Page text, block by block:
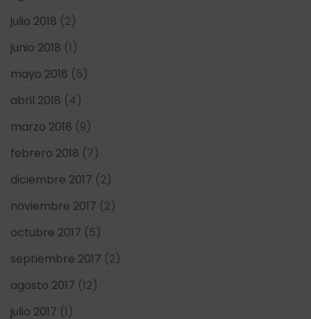
julio 2018 (2)
junio 2018 (1)
mayo 2018 (5)
abril 2018 (4)
marzo 2018 (9)
febrero 2018 (7)
diciembre 2017 (2)
noviembre 2017 (2)
octubre 2017 (5)
septiembre 2017 (2)
agosto 2017 (12)
julio 2017 (1)